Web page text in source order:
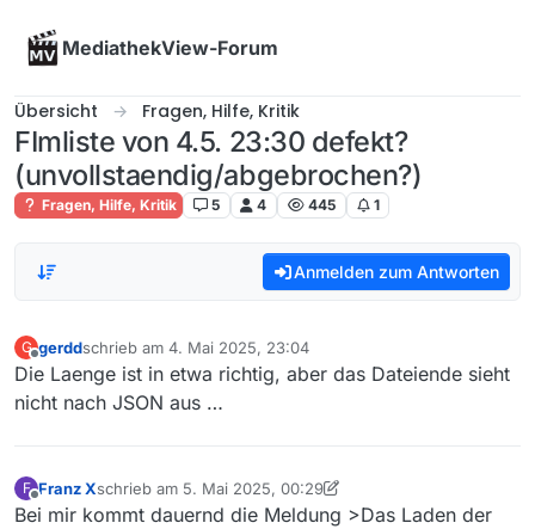
MediathekView-Forum
Übersicht Fragen, Hilfe, Kritik
FImliste von 4.5. 23:30 defekt?
(unvollstaendig/abgebrochen?)
Fragen, Hilfe, Kritik 5 4 445 1
Anmelden zum Antworten
G
Offline
gerddschrieb am 4. Mai 2025, 23:04
zuletzt editiert von
Die Laenge ist in etwa richtig, aber das Dateiende sieht
nicht nach JSON aus …
F
Offline
Franz Xschrieb am 5. Mai 2025, 00:29
zuletzt editiert von Franz X5. Mai 2025, 02:31
Bei mir kommt dauernd die Meldung >Das Laden der